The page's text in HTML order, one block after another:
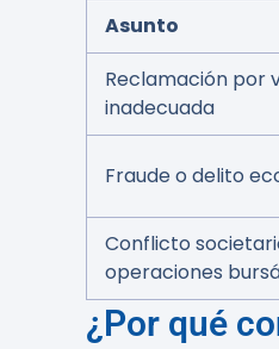
Asunto
Reclamación por
inadecuada
Fraude o delito
Conflicto
operaciones
¿Por qué